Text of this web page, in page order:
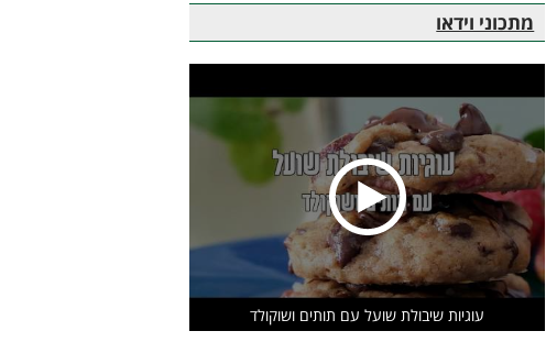
מתכוני וידאו
עוגיות שיבולת שועל עם תותים ושוקולד